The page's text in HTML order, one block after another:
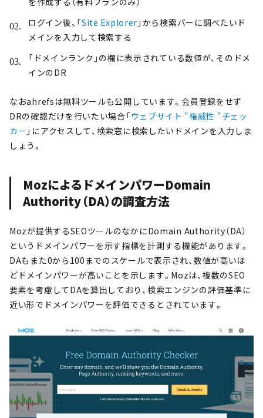
ログイン後、「Site Explorer 」から検索バーに調べたいド
メインを入力して検索する
「ドメインランク」の欄に表示されている数値が、そのドメ
インのDR
なおahrefsは無料ツールも公開しています。会員登録をせず
DRの確認だけを行いたい場合「ウェブサイト "権威性 "チェッ
カー 」にアクセスして、検索窓に検索したいドメインを入力しま
しょう。
MozによるドメインパワーDomain
Authority（DA）の調査方法
Mozが提供するSEOツールのなかにDomain Authority（DA）
というドメインパワーを示す指標を計測する機能があります。
DAもまた0から100までのスケールで表示され、数値が高いほ
どドメインパワーが高いことを示します。Mozは、複数のSEO
要素を考慮してDAを算出しており、検索エンジンの評価基準に
近い形でドメインパワーを評価できるとされています。